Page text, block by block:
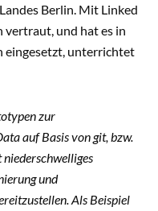
Berlin. Mit Linked
vertraut, und hat es in
eingesetzt, unterrichtet
zur
auf Basis von git, bzw.
und
Als Beispiel